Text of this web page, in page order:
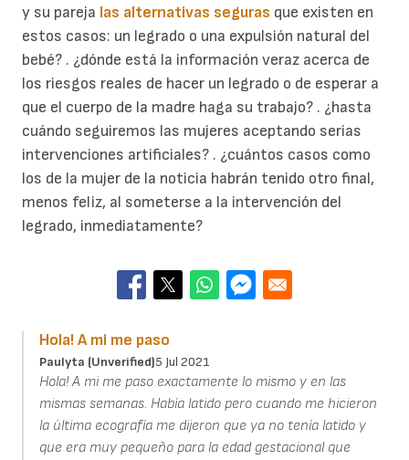
y su pareja las alternativas seguras que existen en
estos casos: un legrado o una expulsión natural del
bebé? . ¿dónde está la información veraz acerca de
los riesgos reales de hacer un legrado o de esperar a
que el cuerpo de la madre haga su trabajo? . ¿hasta
cuándo seguiremos las mujeres aceptando serias
intervenciones artificiales? . ¿cuántos casos como
los de la mujer de la noticia habrán tenido otro final,
menos feliz, al someterse a la intervención del
legrado, inmediatamente?
Hola! A mi me paso
Paulyta (unverified)5 Jul 2021
Hola! A mi me paso exactamente lo mismo y en las
mismas semanas. Había latido pero cuando me hicieron
la última ecografía me dijeron que ya no tenía latido y
que era muy pequeño para la edad gestacional que